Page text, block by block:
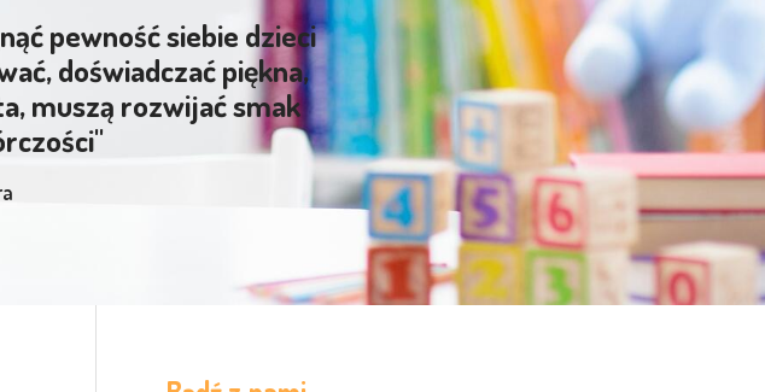
pewność siebie dzieci
doświadczać piękna,
muszą rozwijać smak